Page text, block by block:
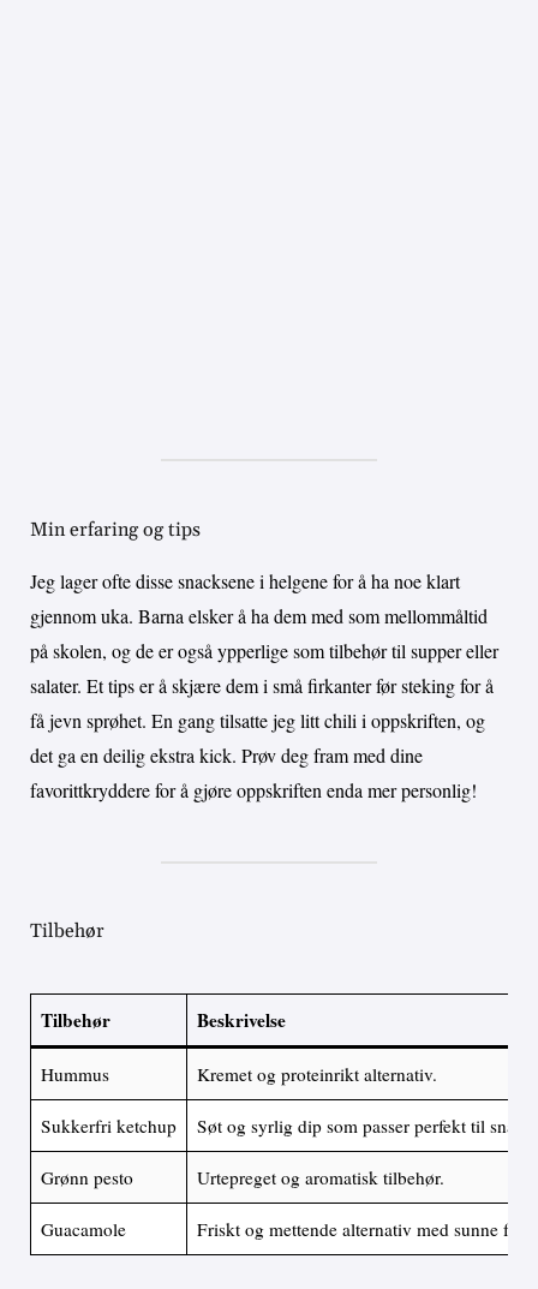
Min erfaring og tips
Jeg lager ofte disse snacksene i helgene for å ha noe klart
gjennom uka. Barna elsker å ha dem med som mellommåltid
på skolen, og de er også ypperlige som tilbehør til supper eller
salater. Et tips er å skjære dem i små firkanter før steking for å
få jevn sprøhet. En gang tilsatte jeg litt chili i oppskriften, og
det ga en deilig ekstra kick. Prøv deg fram med dine
favorittkryddere for å gjøre oppskriften enda mer personlig!
Tilbehør
Tilbehør Beskrivelse
Hummus Kremet og proteinrikt alternativ.
Sukkerfri ketchup Søt og syrlig dip som passer perfekt til
Grønn pesto Urtepreget og aromatisk tilbehør.
Guacamole Friskt og mettende alternativ med sunne